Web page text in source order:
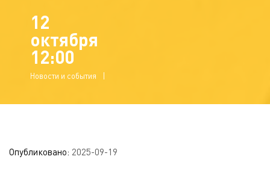
12
октября
12:00
Новости и события
Опубликовано: 2025-09-19